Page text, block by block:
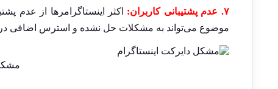
۷. عدم پشتیبانی کاربران:
اکثر اینستاگرامرها از عدم
موضوع می‌تواند به مشکلات حل نشده و استرس اضافی در